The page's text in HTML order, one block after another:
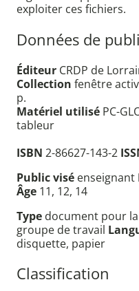
exploiter ces fichiers.
Données de
Éditeur CRDP de
Collection fenêtre
p.
Matériel utilisé PC-
tableur
ISBN 2-86627-143-2
Public visé enseignant
Âge 11, 12, 14
Type document pour
groupe de travail
disquette, papier
Classification